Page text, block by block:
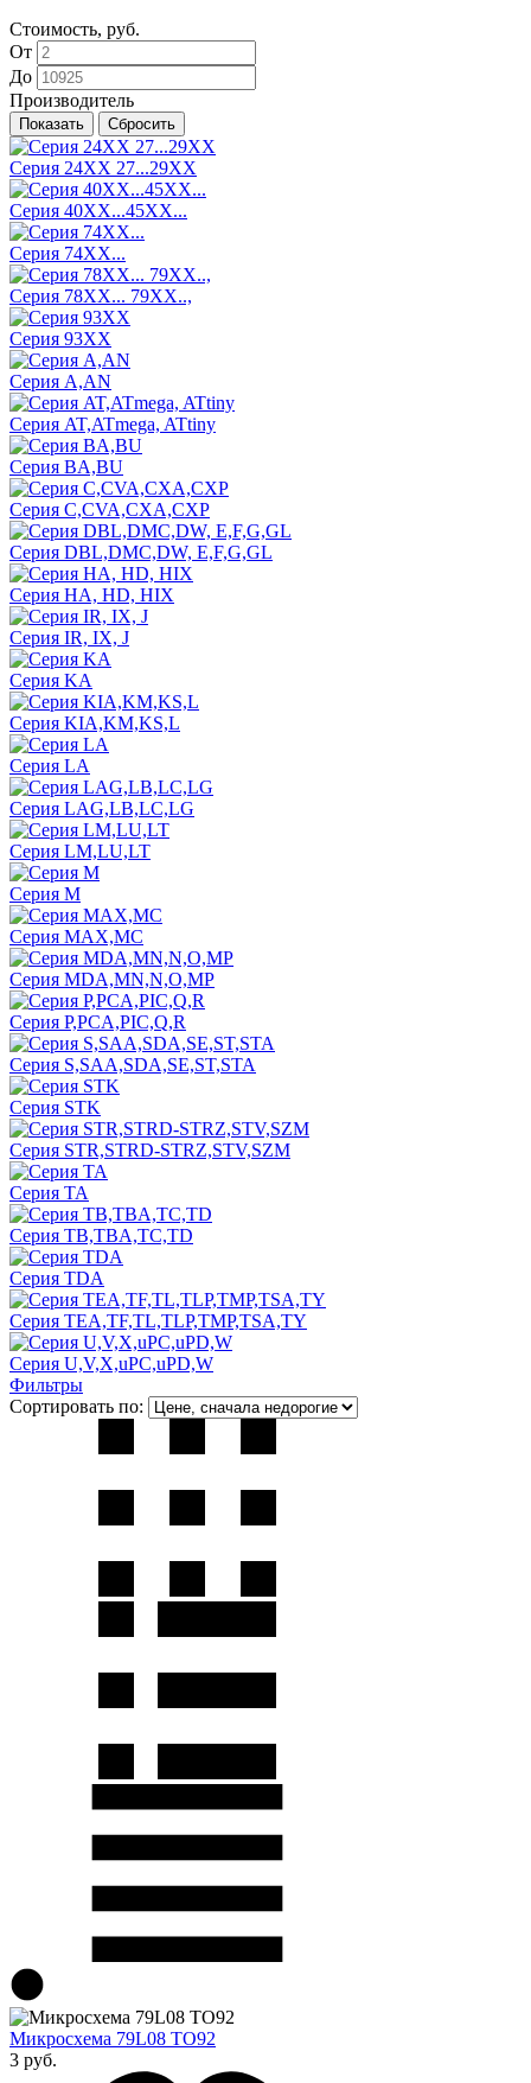
Стоимость, руб.
От
До
Производитель
Серия 24ХХ 27...29ХХ
Серия 40ХХ...45ХХ...
Серия 74ХХ...
Серия 78ХХ... 79XX..,
Серия 93ХХ
Серия A,AN
Серия AT,ATmega, ATtiny
Серия BA,BU
Серия C,CVA,CXA,CXP
Серия DBL,DMC,DW, E,F,G,GL
Серия HA, HD, HIX
Серия IR, IX, J
Серия KA
Серия KIA,KM,KS,L
Серия LA
Серия LAG,LB,LC,LG
Серия LM,LU,LT
Серия M
Серия MAX,MC
Серия MDA,MN,N,O,MP
Серия P,PCA,PIC,Q,R
Серия S,SAA,SDA,SE,ST,STA
Серия STK
Серия STR,STRD-STRZ,STV,SZM
Серия TA
Серия TB,TBA,TC,TD
Серия TDA
Серия TEA,TF,TL,TLP,TMP,TSA,TY
Серия U,V,X,uPC,uPD,W
Фильтры
Сортировать по:
Микросхема 79L08 TO92
3 руб.